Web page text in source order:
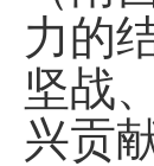
力的
坚战
兴贡